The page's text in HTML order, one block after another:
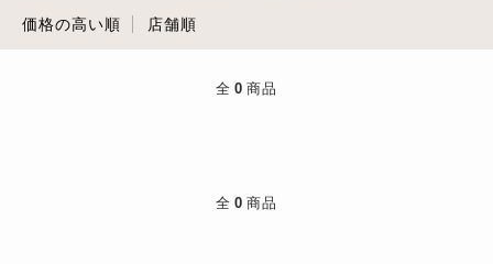
価格の高い順
店舗順
全 0 商品
全 0 商品